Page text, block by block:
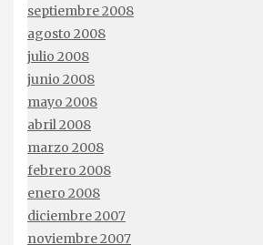
septiembre 2008
agosto 2008
julio 2008
junio 2008
mayo 2008
abril 2008
marzo 2008
febrero 2008
enero 2008
diciembre 2007
noviembre 2007